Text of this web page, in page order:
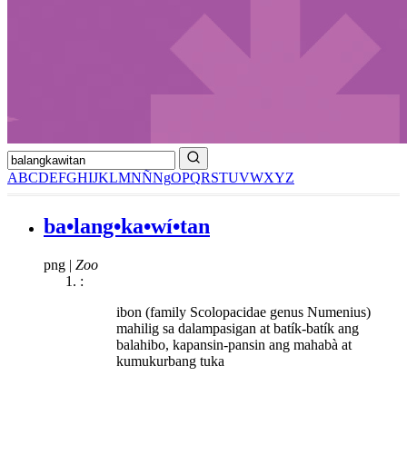
ABCDEFGHIJKLMNÑNgOPQRSTUVWXYZ
ba•lang•ka•wí•tan
png | Zoo
:
ibon (family Scolopacidae genus Numenius)
mahilig sa dalampasigan at batík-batík ang
balahibo, kapansin-pansin ang mahabà at
kumukurbang tuka